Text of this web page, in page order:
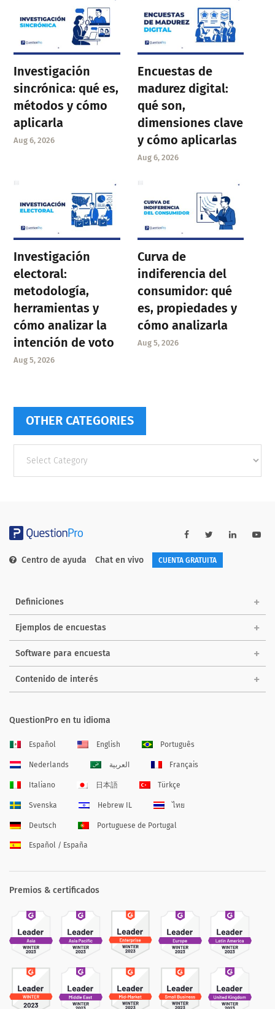
Investigación
sincrónica: qué es,
métodos y cómo
aplicarla
Aug 6, 2026
Encuestas de
madurez digital:
qué son,
dimensiones clave
y cómo aplicarlas
Aug 6, 2026
Investigación
electoral:
metodología,
herramientas y
cómo analizar la
intención de voto
Aug 5, 2026
Curva de
indiferencia del
consumidor: qué
es, propiedades y
cómo analizarla
Aug 5, 2026
OTHER CATEGORIES
categories
Centro de ayuda Chat en vivo CUENTA GRATUITA
Definiciones
Ejemplos de encuestas
Software para encuesta
Contenido de interés
QuestionPro en tu idioma
Español English Português
Nederlands العربية Français
Italiano 日本語 Türkçe
Svenska Hebrew IL ไทย
Deutsch Portuguese de Portugal
Español / España
Premios & certificados